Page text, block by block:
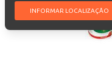
INFORMAR LOCALIZAÇÃO